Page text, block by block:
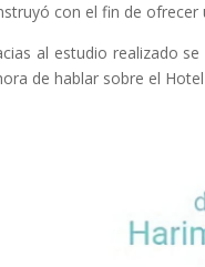
con el fin de
al estudio realizado
de hablar sobre el